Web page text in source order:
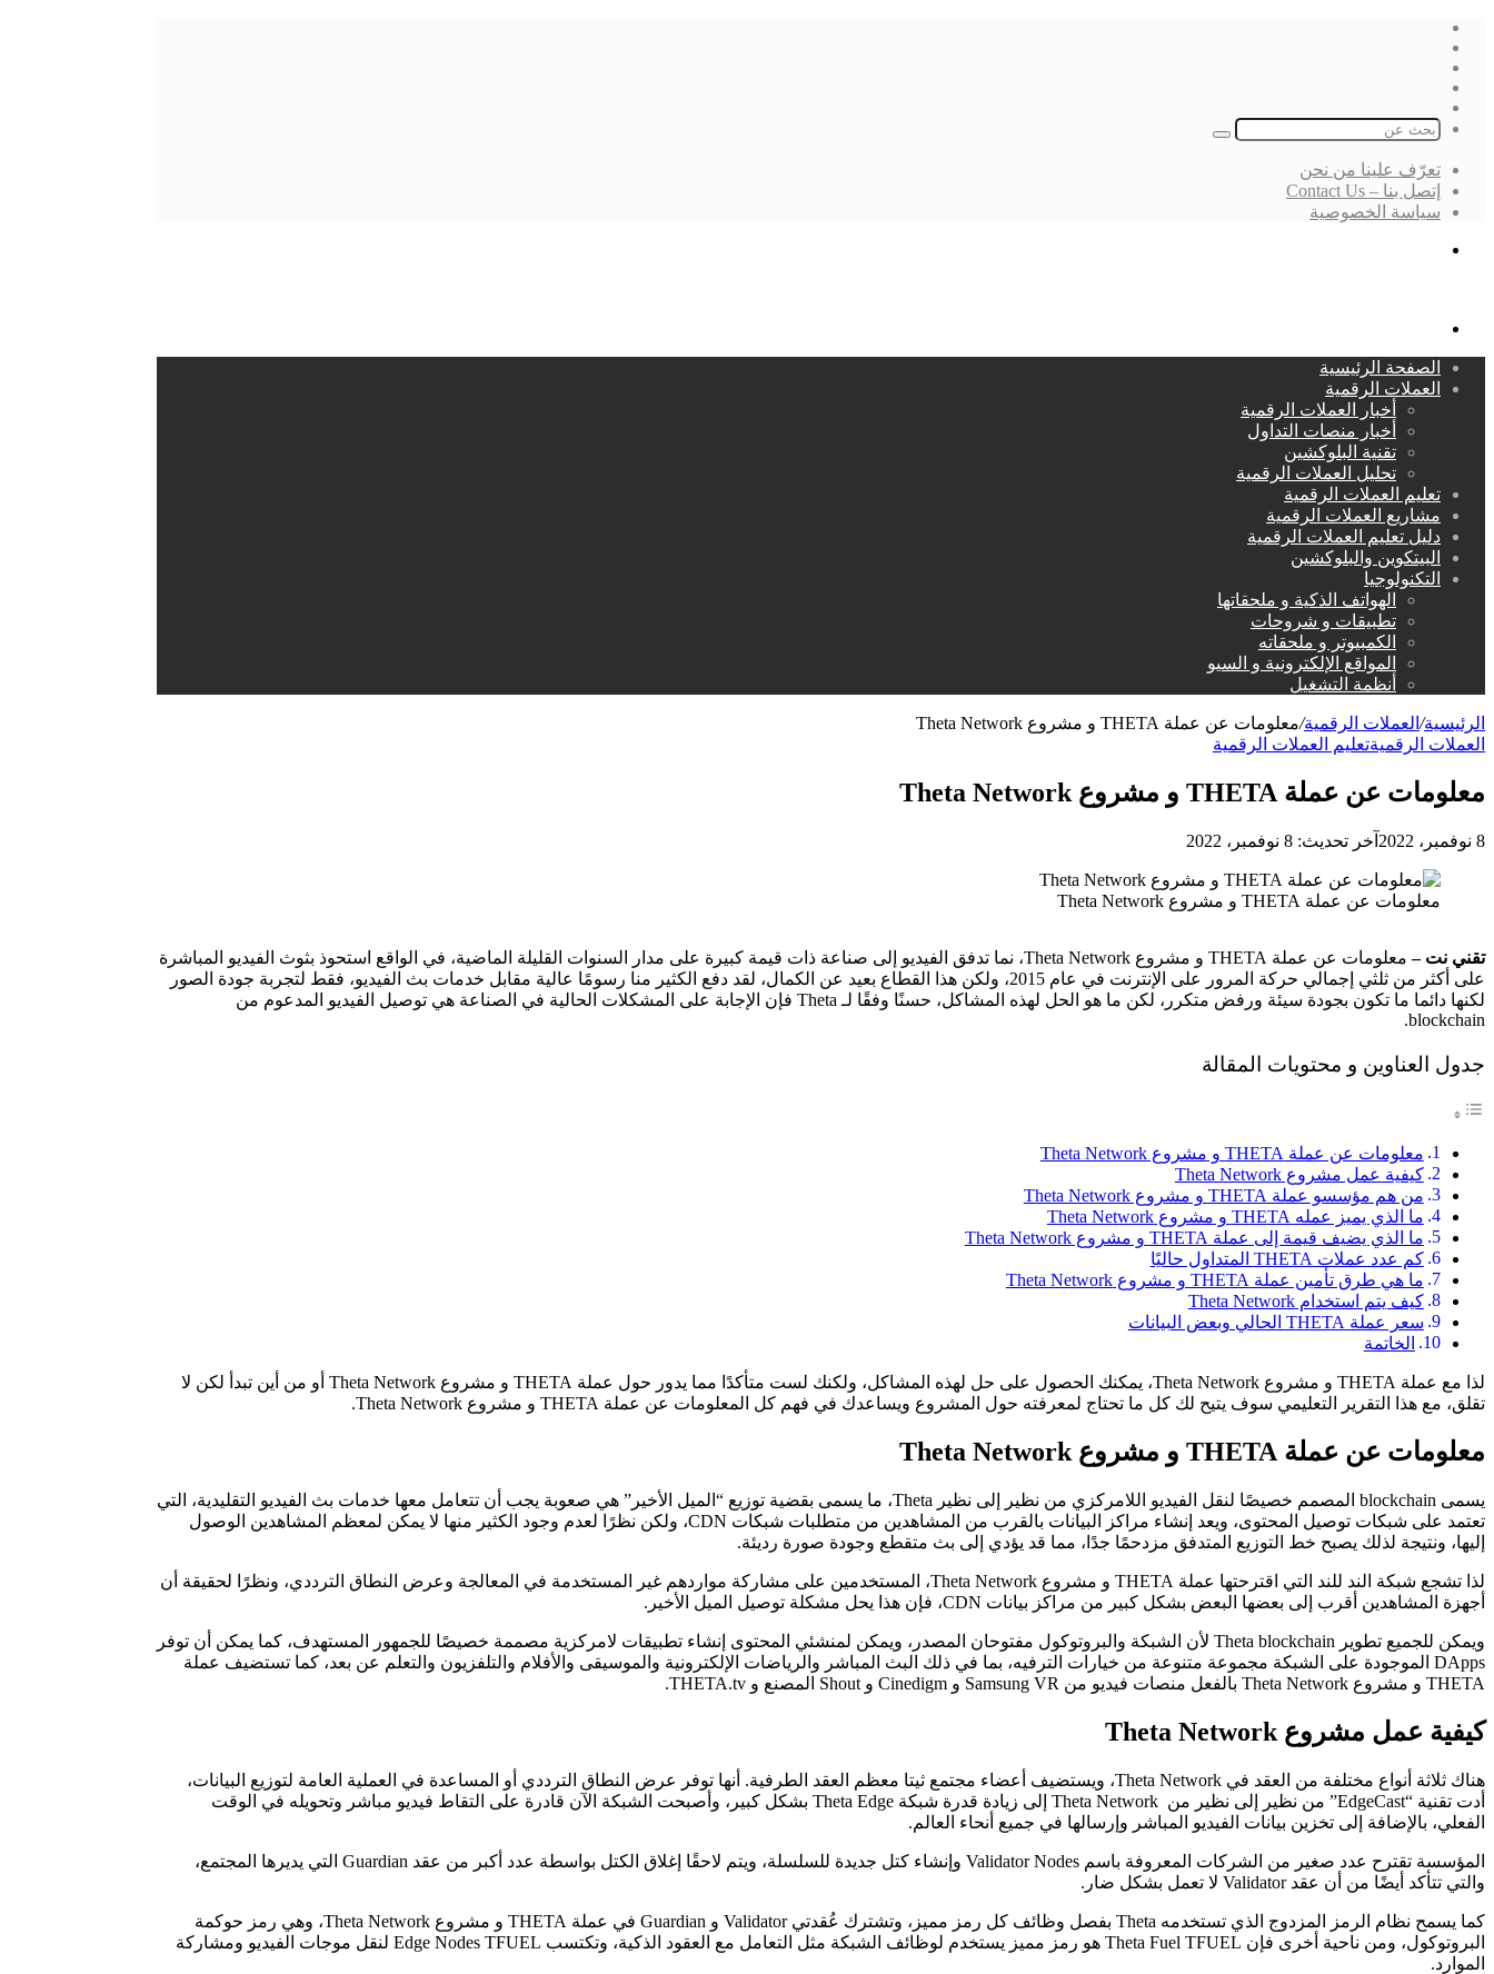
بحث
تعرّف علينا من نحن
إتصل بنا – Contact Us
سياسة الخصوصية
الصفحة الرئيسية
العملات الرقمية
أخبار العملات الرقمية
أخبار منصات التداول
تقنية البلوكشين
تحليل العملات الرقمية
تعليم العملات الرقمية
مشاريع العملات الرقمية
دليل تعليم العملات الرقمية
البيتكوين والبلوكشين
التكنولوجيا
الهواتف الذكية و ملحقاتها
تطبيقات و شروحات
الكمبيوتر و ملحقاته
المواقع الإلكترونية و السيو
أنظمة التشغيل
الرئيسية/ العملات الرقمية/معلومات عن عملة THETA و مشروع Theta Network
العملات الرقميةتعليم العملات الرقمية
معلومات عن عملة THETA و مشروع Theta Network
8 نوفمبر، 2022 آخر تحديث: 8 نوفمبر، 2022
معلومات عن عملة THETA و مشروع Theta Network
تقني نت –
معلومات عن عملة THETA و مشروع Theta Network، نما تدفق الفيديو إلى صناعة ذات قيمة كبيرة على مدار السنوات القليلة الماضية، في الواقع استحوذ بثوث الفيديو المباشرة
على أكثر من ثلثي إجمالي حركة المرور على الإنترنت في عام 2015، ولكن هذا القطاع بعيد عن الكمال، لقد دفع الكثير منا رسومًا عالية مقابل خدمات بث الفيديو، فقط لتجربة جودة الصور
لكنها دائما ما تكون بجودة سيئة ورفض متكرر، لكن ما هو الحل لهذه المشاكل، حسنًا وفقًا لـ Theta فإن الإجابة على المشكلات الحالية في الصناعة هي توصيل الفيديو المدعوم من
blockchain.
جدول العناوين و محتويات المقالة
معلومات عن عملة THETA و مشروع Theta Network
كيفية عمل مشروع Theta Network
من هم مؤسسو عملة THETA و مشروع Theta Network
ما الذي يميز عمله THETA و مشروع Theta Network
ما الذي يضيف قيمة إلى عملة THETA و مشروع Theta Network
كم عدد عملات THETA المتداول حاليًا
ما هي طرق تأمين عملة THETA و مشروع Theta Network
كيف يتم استخدام Theta Network
سعر عملة THETA الحالي وبعض البيانات
الخاتمة
لذا مع عملة THETA و مشروع Theta Network، يمكنك الحصول على حل لهذه المشاكل، ولكنك لست متأكدًا مما يدور حول عملة THETA و مشروع Theta Network أو من أين تبدأ لكن لا
تقلق، مع هذا التقرير التعليمي سوف يتيح لك كل ما تحتاج لمعرفته حول المشروع ويساعدك في فهم كل المعلومات عن عملة THETA و مشروع Theta Network.
معلومات عن عملة THETA و مشروع Theta Network
يسمى blockchain المصمم خصيصًا لنقل الفيديو اللامركزي من نظير إلى نظير Theta، ما يسمى بقضية توزيع “الميل الأخير” هي صعوبة يجب أن تتعامل معها خدمات بث الفيديو التقليدية، التي
تعتمد على شبكات توصيل المحتوى، ويعد إنشاء مراكز البيانات بالقرب من المشاهدين من متطلبات شبكات CDN، ولكن نظرًا لعدم وجود الكثير منها لا يمكن لمعظم المشاهدين الوصول
إليها، ونتيجة لذلك يصبح خط التوزيع المتدفق مزدحمًا جدًا، مما قد يؤدي إلى بث متقطع وجودة صورة رديئة.
لذا تشجع شبكة الند للند التي اقترحتها عملة THETA و مشروع Theta Network، المستخدمين على مشاركة مواردهم غير المستخدمة في المعالجة وعرض النطاق الترددي، ونظرًا لحقيقة أن
أجهزة المشاهدين أقرب إلى بعضها البعض بشكل كبير من مراكز بيانات CDN، فإن هذا يحل مشكلة توصيل الميل الأخير.
ويمكن للجميع تطوير Theta blockchain لأن الشبكة والبروتوكول مفتوحان المصدر، ويمكن لمنشئي المحتوى إنشاء تطبيقات لامركزية مصممة خصيصًا للجمهور المستهدف، كما يمكن أن توفر
DApps الموجودة على الشبكة مجموعة متنوعة من خيارات الترفيه، بما في ذلك البث المباشر والرياضات الإلكترونية والموسيقى والأفلام والتلفزيون والتعلم عن بعد، كما تستضيف عملة
THETA و مشروع Theta Network بالفعل منصات فيديو من Samsung VR و Cinedigm و Shout المصنع و THETA.tv.
كيفية عمل مشروع Theta Network
هناك ثلاثة أنواع مختلفة من العقد في Theta Network، ويستضيف أعضاء مجتمع ثيتا معظم العقد الطرفية. أنها توفر عرض النطاق الترددي أو المساعدة في العملية العامة لتوزيع البيانات،
أدت تقنية “EdgeCast” من نظير إلى نظير من Theta Network إلى زيادة قدرة شبكة Theta Edge بشكل كبير، وأصبحت الشبكة الآن قادرة على التقاط فيديو مباشر وتحويله في الوقت
الفعلي، بالإضافة إلى تخزين بيانات الفيديو المباشر وإرسالها في جميع أنحاء العالم.
المؤسسة تقترح عدد صغير من الشركات المعروفة باسم Validator Nodes وإنشاء كتل جديدة للسلسلة، ويتم لاحقًا إغلاق الكتل بواسطة عدد أكبر من عقد Guardian التي يديرها المجتمع،
والتي تتأكد أيضًا من أن عقد Validator لا تعمل بشكل ضار.
كما يسمح نظام الرمز المزدوج الذي تستخدمه Theta بفصل وظائف كل رمز مميز، وتشترك عُقدتي Validator و Guardian في عملة THETA و مشروع Theta Network، وهي رمز حوكمة
البروتوكول، ومن ناحية أخرى فإن Theta Fuel TFUEL هو رمز مميز يستخدم لوظائف الشبكة مثل التعامل مع العقود الذكية، وتكتسب Edge Nodes TFUEL لنقل موجات الفيديو ومشاركة
الموارد.